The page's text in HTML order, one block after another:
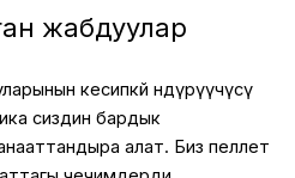
жабдуулар
кесипкөй өндүрүүчүсү
сиздин бардык
алат. Биз пеллет